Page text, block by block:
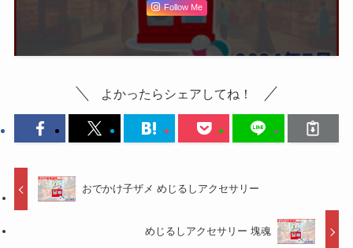
Follow Me
よかったらシェアしてね！
おでかけ子ザメ めじるしアクセサリー
めじるしアクセサリー 塊魂